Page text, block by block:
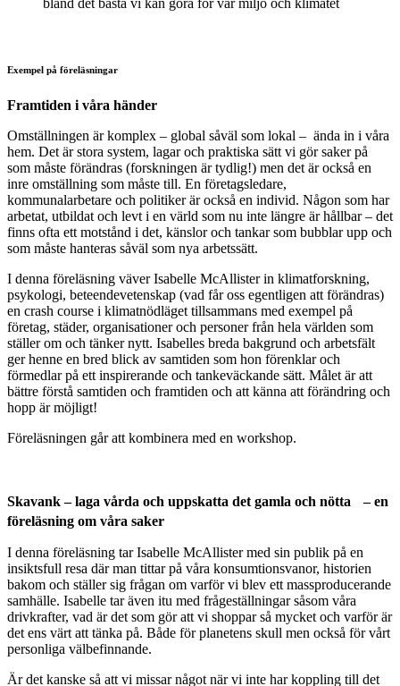
bland det bästa vi kan göra för vår miljö och klimatet
Exempel på föreläsningar
Framtiden i våra händer
Omställningen är komplex – global såväl som lokal – ända in i våra
hem. Det är stora system, lagar och praktiska sätt vi gör saker på
som måste förändras (forskningen är tydlig!) men det är också en
inre omställning som måste till. En företagsledare,
kommunalarbetare och politiker är också en individ. Någon som har
arbetat, utbildat och levt i en värld som nu inte längre är hållbar – det
finns ofta ett motstånd i det, känslor och tankar som bubblar upp och
som måste hanteras såväl som nya arbetssätt.
I denna föreläsning väver Isabelle McAllister in klimatforskning,
psykologi, beteendevetenskap (vad får oss egentligen att förändras)
en crash course i klimatnödläget tillsammans med exempel på
företag, städer, organisationer och personer från hela världen som
ställer om och tänker nytt. Isabelles breda bakgrund och arbetsfält
ger henne en bred blick av samtiden som hon förenklar och
förmedlar på ett inspirerande och tankeväckande sätt. Målet är att
bättre förstå samtiden och framtiden och att känna att förändring och
hopp är möjligt!
Föreläsningen går att kombinera med en workshop.
Skavank – laga vårda och uppskatta det gamla och nötta – en
föreläsning om våra saker
I denna föreläsning tar Isabelle McAllister med sin publik på en
insiktsfull resa där man tittar på våra konsumtionsvanor, historien
bakom och ställer sig frågan om varför vi blev ett massproducerande
samhälle. Isabelle tar även itu med frågeställningar såsom våra
drivkrafter, vad är det som gör att vi shoppar så mycket och varför är
det ens värt att tänka på. Både för planetens skull men också för vårt
personliga välbefinnande.
Är det kanske så att vi missar något när vi inte har koppling till det